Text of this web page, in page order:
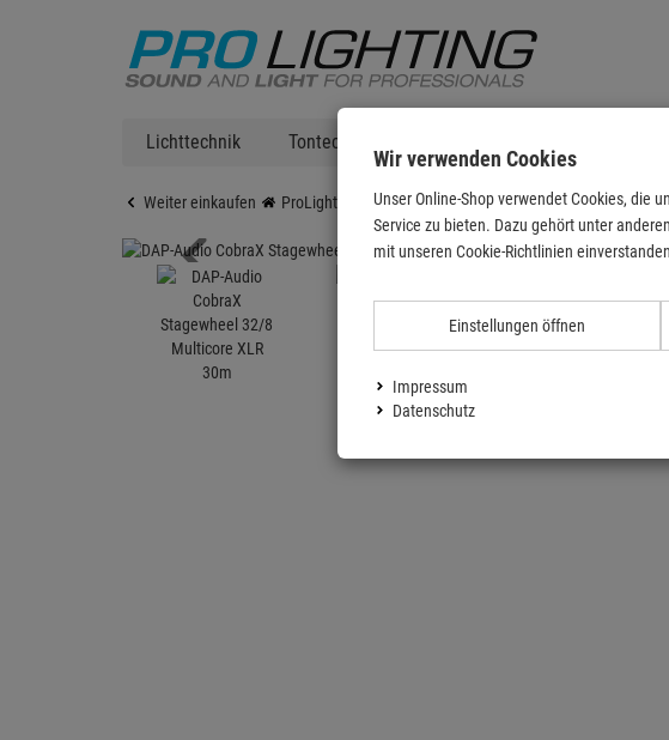
Lichttechnik Tontechnik
Weiter einkaufen ProLighting Zubehör Kabel & Stecker
Wir verwenden Cookies
Unser Online-Shop verwendet Cookies, die
Service zu bieten. Dazu gehört unter
mit unseren Cookie-Richtlinien
Einstellungen öffnen
Impressum
Datenschutz